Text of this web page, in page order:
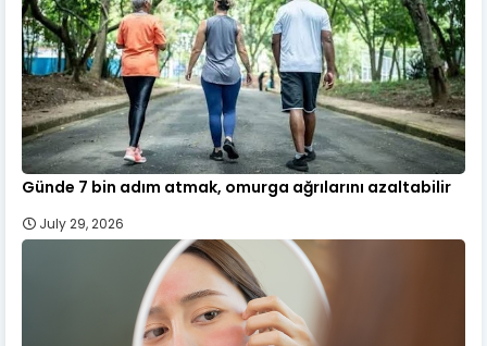
Günde 7 bin adım atmak, omurga ağrılarını azaltabilir
July 29, 2026